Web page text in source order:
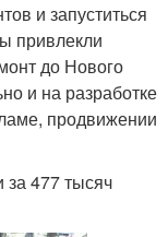
и запуститься
привлекли
до Нового
и на разработке
продвижении
477 тысяч